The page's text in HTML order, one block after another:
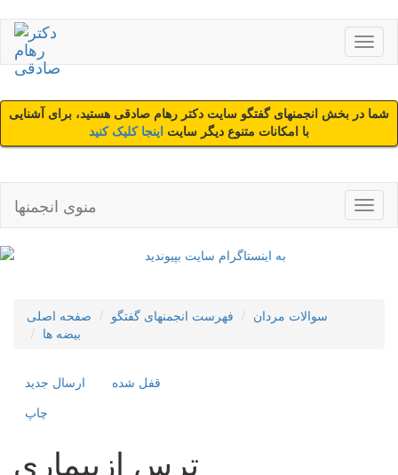
شما در بخش انجمنهای گفتگو سایت دکتر رهام صادقی هستید، برای آشنایی
با امکانات متنوع دیگر سایت اینجا کلیک کنید
منوی انجمنها
صفحه اصلی فهرست انجمنهای گفتگو
سوالات مردان
بیضه ها
ارسال جديد
قفل شده
چاپ
ترس ازبیماری